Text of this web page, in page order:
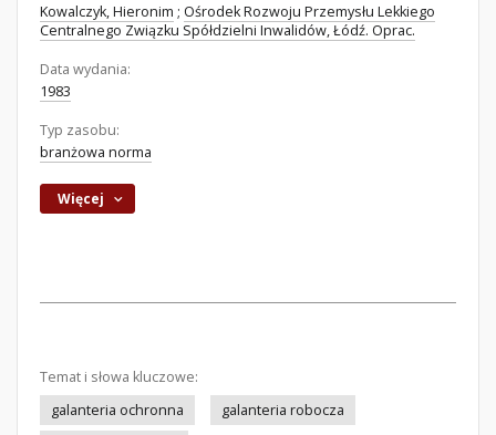
Kowalczyk, Hieronim ; Ośrodek Rozwoju Przemysłu Lekkiego
Centralnego Związku Spółdzielni Inwalidów, Łódź. Oprac.
Data wydania:
1983
Typ zasobu:
branżowa norma
Więcej
Temat i słowa kluczowe:
galanteria ochronna
galanteria robocza